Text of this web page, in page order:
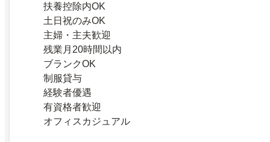
扶養控除内OK
土日祝のみOK
主婦・主夫歓迎
残業月20時間以内
ブランクOK
制服貸与
経験者優遇
有資格者歓迎
オフィスカジュアル